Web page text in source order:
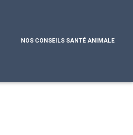
NOS CONSEILS SANTÉ ANIMALE